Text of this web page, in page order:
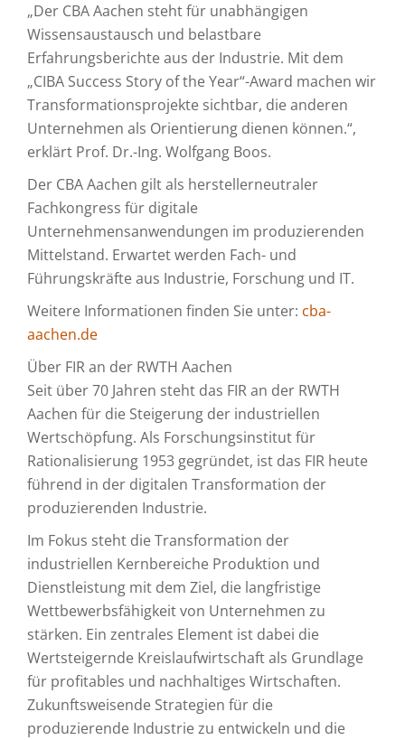
„Der CBA Aachen steht für unabhängigen
Wissensaustausch und belastbare
Erfahrungsberichte aus der Industrie. Mit dem
„CIBA Success Story of the Year“-Award machen wir
Transformationsprojekte sichtbar, die anderen
Unternehmen als Orientierung dienen können.“,
erklärt Prof. Dr.-Ing. Wolfgang Boos.
Der CBA Aachen gilt als herstellerneutraler
Fachkongress für digitale
Unternehmensanwendungen im produzierenden
Mittelstand. Erwartet werden Fach- und
Führungskräfte aus Industrie, Forschung und IT.
Weitere Informationen finden Sie unter: cba-
aachen.de
Über FIR an der RWTH Aachen
Seit über 70 Jahren steht das FIR an der RWTH
Aachen für die Steigerung der industriellen
Wertschöpfung. Als Forschungsinstitut für
Rationalisierung 1953 gegründet, ist das FIR heute
führend in der digitalen Transformation der
produzierenden Industrie.
Im Fokus steht die Transformation der
industriellen Kernbereiche Produktion und
Dienstleistung mit dem Ziel, die langfristige
Wettbewerbsfähigkeit von Unternehmen zu
stärken. Ein zentrales Element ist dabei die
Wertsteigernde Kreislaufwirtschaft als Grundlage
für profitables und nachhaltiges Wirtschaften.
Zukunftsweisende Strategien für die
produzierende Industrie zu entwickeln und die